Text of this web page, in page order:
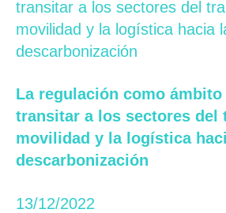
La regulación como ámbito
transitar a los sectores del
movilidad y la logística
descarbonización
13/12/2022